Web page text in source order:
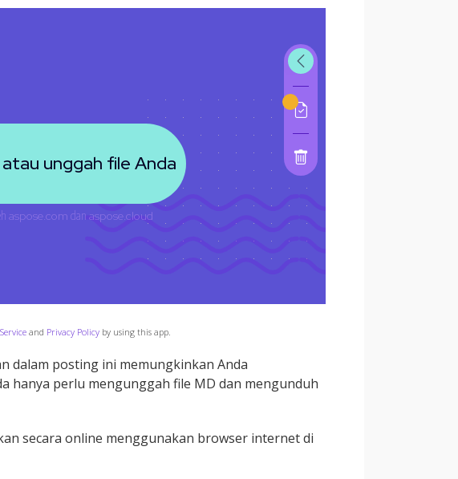
and Privacy Policy by using this app.
dalam posting ini memungkinkan Anda
hanya perlu mengunggah file MD dan mengunduh
secara online menggunakan browser internet di